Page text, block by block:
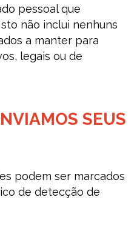
pessoal que
não inclui nenhuns
a manter para
legais ou de
SEUS
podem ser marcados
de detecção de